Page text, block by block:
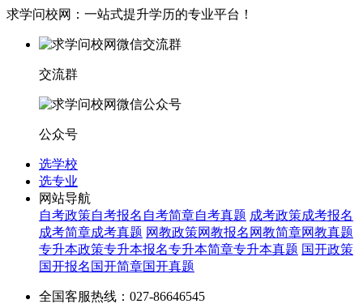
求学问校网：一站式提升学历的专业平台！
交流群
公众号
选学校
选专业
网站导航
自考政策自考报名 自考简章自考真题 成考政策成考报名
成考简章成考真题 网教政策网教报名 网教简章网教真题
专升本政策专升本报名专升本简章专升本真题 国开政策
国开报名 国开简章国开真题
全国客服热线：027-86646545